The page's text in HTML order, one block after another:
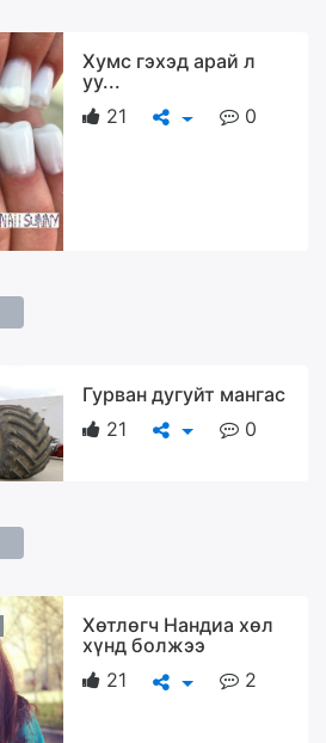
Хумс гэхэд арай л
уу...
21
0
Гурван дугуйт мангас
21
0
Хөтлөгч Нандиа хөл
хүнд болжээ
21
2